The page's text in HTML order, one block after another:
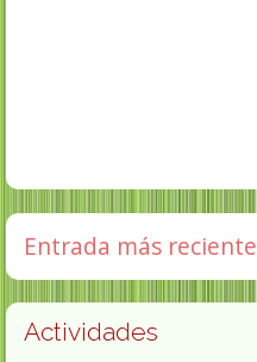
Entrada más reciente
Actividades